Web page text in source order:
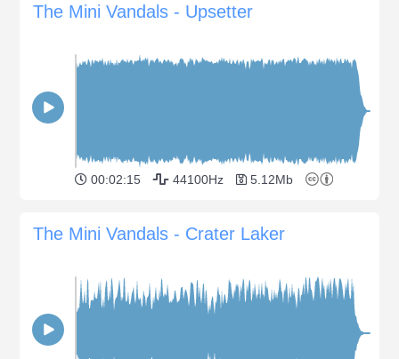
The Mini Vandals - Upsetter
00:02:15 44100Hz 5.12Mb
The Mini Vandals - Crater Laker